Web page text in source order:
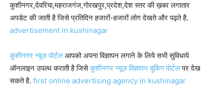
कुशीनगर,देवरिया,महराजगंज,गोरखपुर,प्रदेश,देश स्तर की ख़बर लगातार
अपडेट की जाती है जिसे प्रतिदिन हजारों-हजारों लोग देखते और पढ़ते है.
advertisement in kushinagar
कुशीनगर न्यूज़ पोर्टल आपको अपना विज्ञापन लगाने के लिये सभी सुविधाये
ऑनलाइन उपल्ध कराती है जिसेकुशीनगर न्यूज़ विज्ञापन बुकिंग पोर्टलपर देख
सकते है. first online advertising agency in kushinagar